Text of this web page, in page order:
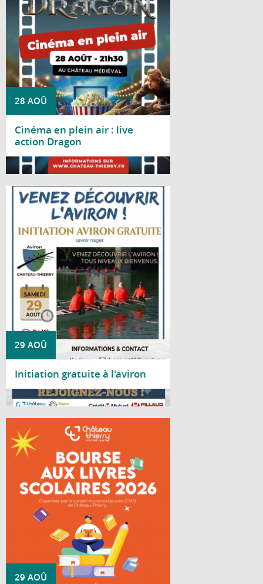
28 AOÛ
Cinéma en plein air : live
action Dragon
à 21h30, au château médiéval
Lire la suite
29 AOÛ
Initiation gratuite à l'aviron
Le Club d'aviron de Château-Thierry vous
propose une journée d'initiation gratuite le
samedi 29 août 2026, de 10h à 18h, au
gymnase nautique, situé bords de Marne,
avenue d'Essômes à Château-Thierry.
Lire la suite
29 AOÛ
Le Conseil Municipal Jeunes de Château-
Thierry organise une bourse aux livres
scolaires à destination des lycéens.